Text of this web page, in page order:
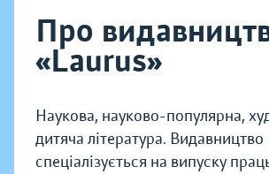
Про
«Laurus»
Наукова, науково-популярна,
дитяча література. Видавництво
спеціалізується на випуску